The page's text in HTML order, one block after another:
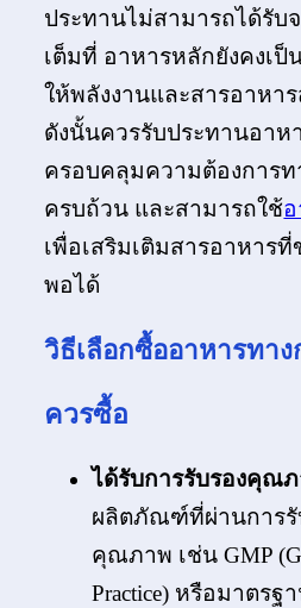
ประทานไม่สามารถได้รับ
เต็มที่ อาหารหลักยังคงเ
ให้พลังงานและสารอาหา
ดังนั้นควรรับประทานอาห
ครอบคลุมความต้องการท
ครบถ้วน และสามารถใช้
เพื่อเสริมเติมสารอาหารที่
พอได้
วิธีเลือกซื้ออาหารทา
ควรซื้อ
ได้รับการรับรองคุณ
ผลิตภัณฑ์ที่ผ่านการรั
คุณภาพ เช่น GMP
Practice) หรือมาตรฐ